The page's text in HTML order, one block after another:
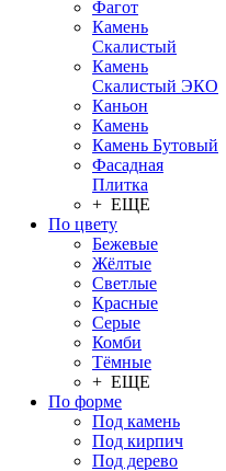
Фагот
Камень
Скалистый
Камень
Скалистый ЭКО
Каньон
Камень
Камень Бутовый
Фасадная
Плитка
+ ЕЩЕ
По цвету
Бежевые
Жёлтые
Светлые
Красные
Серые
Комби
Тёмные
+ ЕЩЕ
По форме
Под камень
Под кирпич
Под дерево